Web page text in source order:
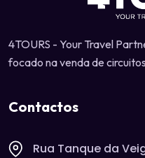
4TOURS - Your Travel
focado na venda de
Contactos
Rua Tanque da